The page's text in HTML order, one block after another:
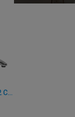
PIED DE TABLE - 100 X 58 X H 72 CM - ALUMINIUM